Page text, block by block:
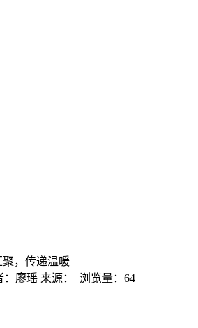
，传递温暖
：廖瑶 来源： 浏览量： 64